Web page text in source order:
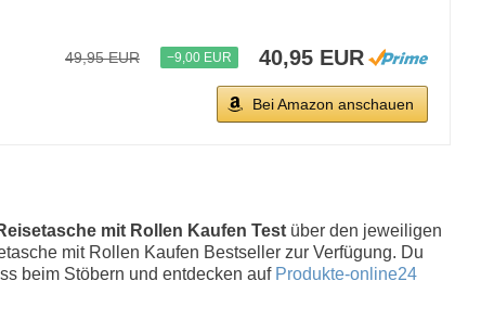
49,95 EUR −9,00 EUR 40,95 EUR
Bei Amazon anschauen
mit Rollen Kaufen Test über den jeweiligen
mit Rollen Kaufen Bestseller zur Verfügung. Du
beim Stöbern und entdecken auf Produkte-online24